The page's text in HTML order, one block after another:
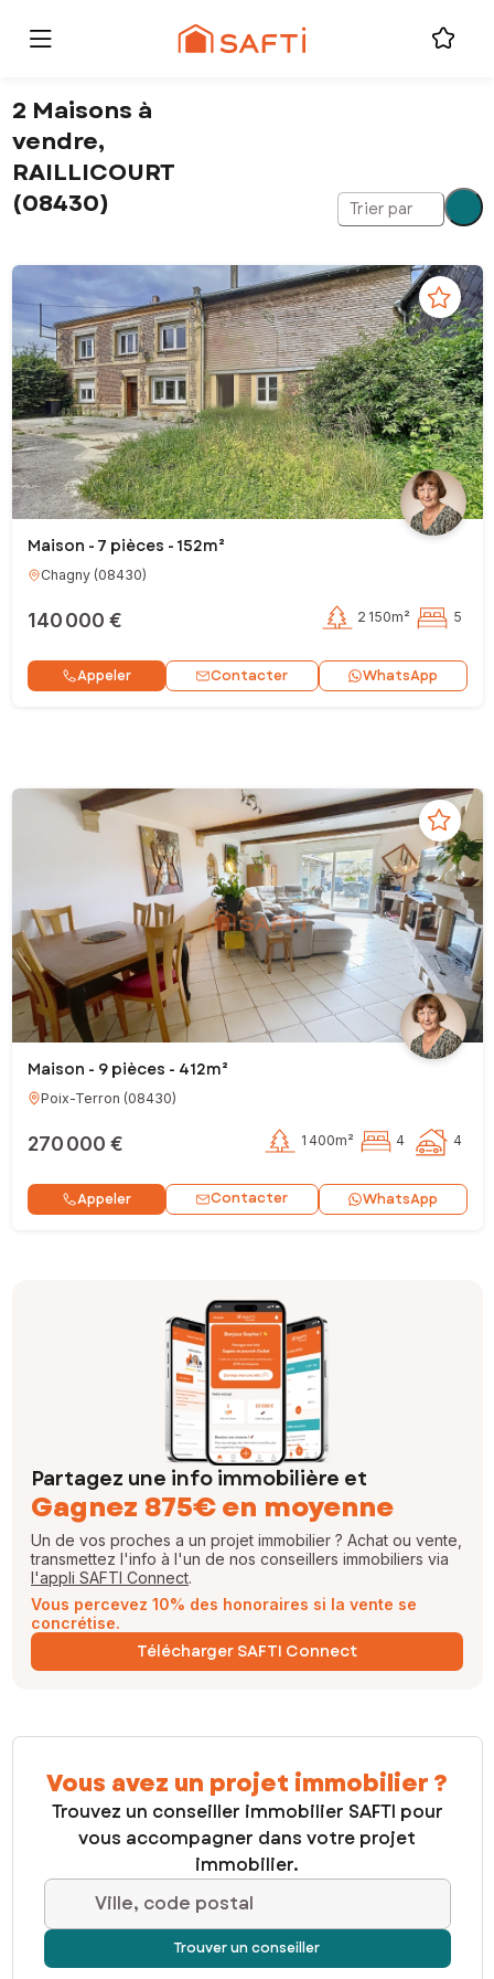
2 Maisons à
vendre,
RAILLICOURT
(08430)
Trier par
Maison - 7 pièces - 152m²
Chagny(08430)
140 000 € 2 150m² 5
Appeler Contacter WhatsApp
Maison - 9 pièces - 412m²
Poix-Terron (08430)
270 000 € 1 400m² 4 4
Appeler Contacter WhatsApp
Partagez une info immobilière et
Gagnez 875€ en moyenne
Un de vos proches a un projet immobilier ? Achat ou vente,
transmettez l'info à l'un de nos conseillers immobiliers via
l'appli SAFTI Connect.
Vous percevez 10% des honoraires si la vente se
concrétise.
Télécharger SAFTI Connect
Vous avez un projet immobilier ?
Trouvez un conseiller immobilier SAFTI pour
vous accompagner dans votre projet
immobilier.
Ville, code postal
Trouver un conseiller